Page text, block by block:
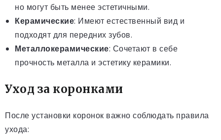
но могут быть менее эстетичными.
Керамические: Имеют естественный вид и
подходят для передних зубов.
Металлокерамические: Сочетают в себе
прочность металла и эстетику керамики.
Уход за коронками
После установки коронок важно соблюдать правила
ухода: